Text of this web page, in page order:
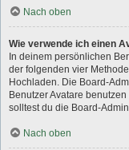
Nach oben
Wie verwende ich einen
In deinem persönlichen
der folgenden vier
Hochladen. Die Board-
Benutzer Avatare
solltest du die Board-
Nach oben